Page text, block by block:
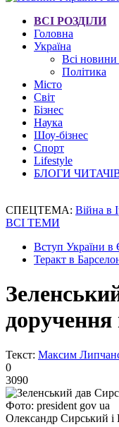
ВСІ РОЗДІЛИ
Головна
Україна
Всі новини
Політика
Місто
Світ
Бізнес
Наука
Шоу-бізнес
Спорт
Lifestyle
БЛОГИ
СПЕЦТЕМА: Війна в
ВСІ ТЕМИ
Вступ України в
Теракт в
Текст: Максим
0
3090
Фото: president gov ua
Олександр Сирський